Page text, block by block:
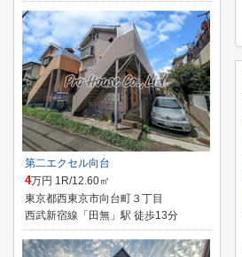
第二エクセル向台
4万円 1R/12.60㎡
東京都西東京市向台町３丁目
西武新宿線「田無」駅 徒歩13分